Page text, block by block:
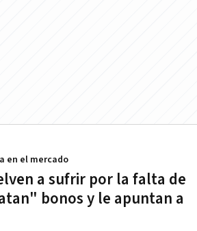
a sufrir por la falta de
bonos y le apuntan a
en el mercado